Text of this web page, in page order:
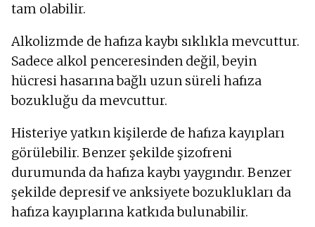
tam olabilir.
Alkolizmde de hafıza kaybı sıklıkla mevcuttur.
Sadece alkol penceresinden değil, beyin
hücresi hasarına bağlı uzun süreli hafıza
bozukluğu da mevcuttur.
Histeriye yatkın kişilerde de hafıza kayıpları
görülebilir. Benzer şekilde şizofreni
durumunda da hafıza kaybı yaygındır. Benzer
şekilde depresif ve anksiyete bozuklukları da
hafıza kayıplarına katkıda bulunabilir.